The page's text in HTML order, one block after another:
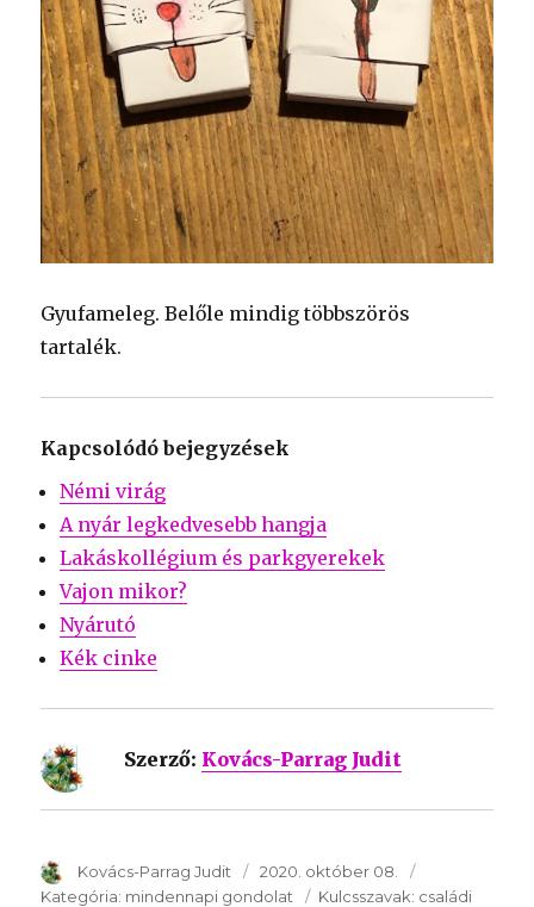
Gyufameleg. Belőle mindig többszörös
tartalék.
Kapcsolódó bejegyzések
Némi virág
A nyár legkedvesebb hangja
Lakáskollégium és parkgyerekek
Vajon mikor?
Nyárutó
Kék cinke
Szerző: Kovács-Parrag Judit
SzerzÅ
Kovács-Parrag Judit Közzétéve:
2020. október 08.
Kategória: Kategória:
mindennapi gondolat Kulcsszavak: Kulcsszavak:
családi